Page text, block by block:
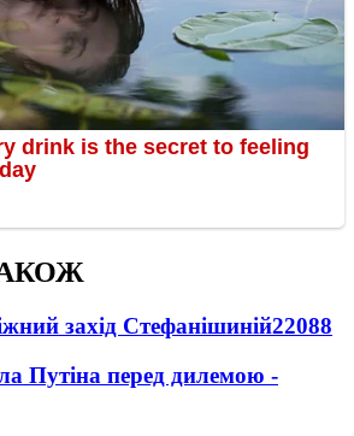
захід Стефанішиній22088
Путіна перед дилемою -